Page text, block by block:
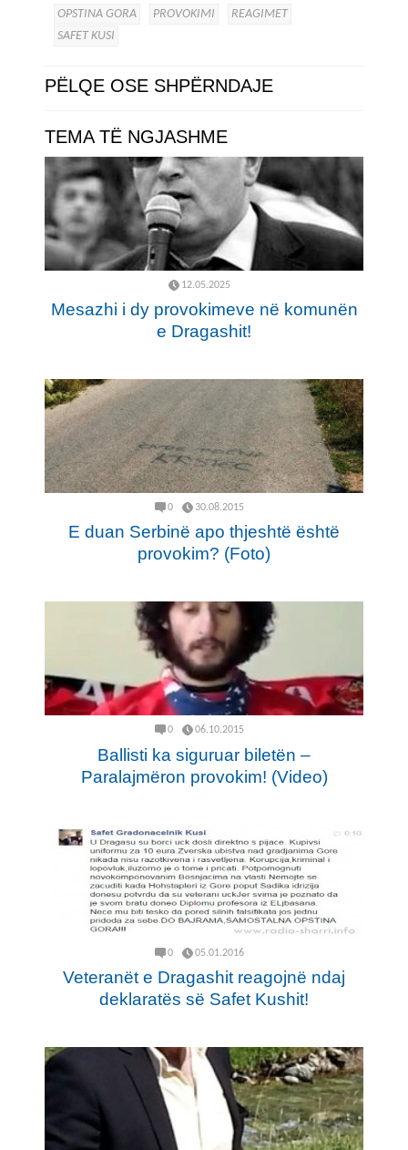
OPSTINA GORA PROVOKIMI
REAGIMET
SAFET KUSI
PËLQE OSE SHPËRNDAJE
TEMA TË NGJASHME
12.05.2025
Mesazhi i dy provokimeve në komunën
e Dragashit!
0 30.08.2015
E duan Serbinë apo thjeshtë është
provokim? (Foto)
0 06.10.2015
Ballisti ka siguruar biletën –
Paralajmëron provokim! (Video)
0 05.01.2016
Veteranët e Dragashit reagojnë ndaj
deklaratës së Safet Kushit!